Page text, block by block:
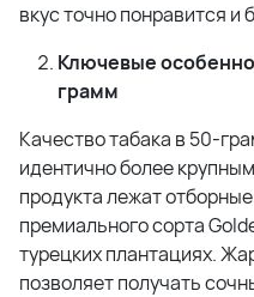
вкус точно понравится
Ключевые
грамм
Качество табака в 50-
идентично более
продукта лежат
премиального сорта
турецких плантациях.
позволяет получать